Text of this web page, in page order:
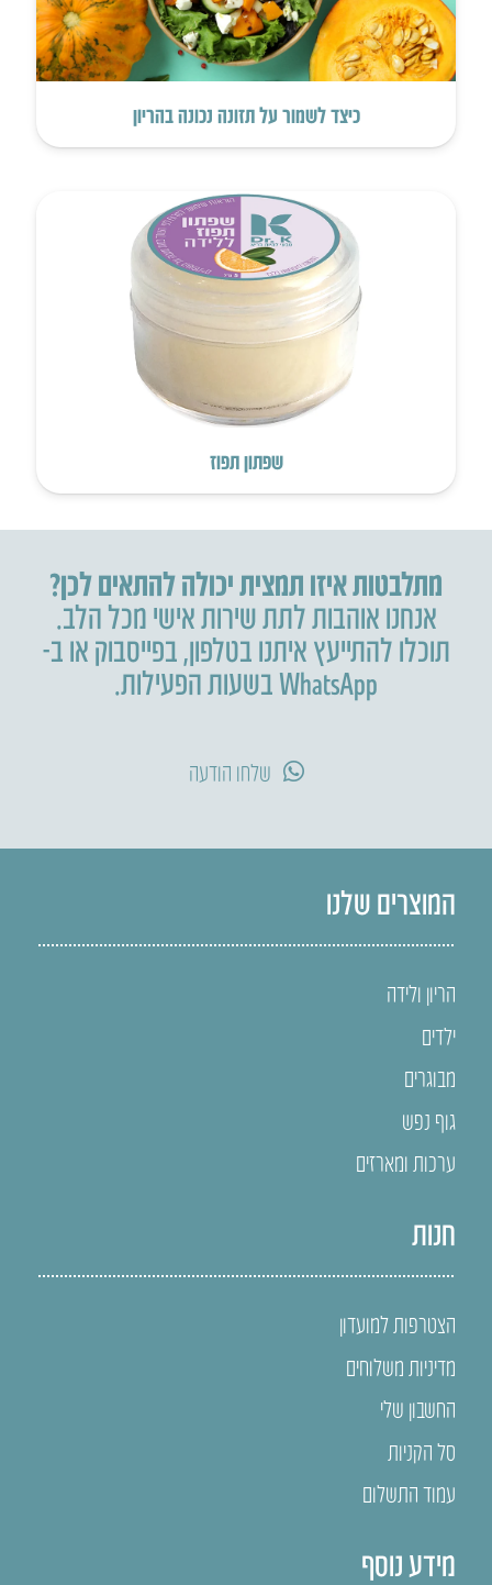
כיצד לשמור על תזונה נכונה בהריון
שפתון תפוז
מתלבטות איזו תמצית יכולה להתאים לכן?
אנחנו אוהבות לתת שירות אישי מכל הלב.
תוכלו להתייעץ איתנו בטלפון,בפייסבוק או ב-
WhatsApp בשעות הפעילות.
שלחו הודעה
המוצרים שלנו
הריון ולידה
ילדים
מבוגרים
גוף נפש
ערכות ומארזים
חנות
הצטרפות למועדון
מדיניות משלוחים
החשבון שלי
סל הקניות
עמוד התשלום
מידע נוסף